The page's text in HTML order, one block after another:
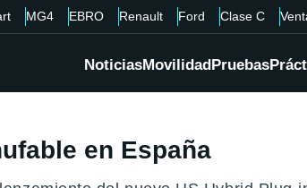
MG4 EBRO Renault Ford Clase C
NoticiasMovilidadPruebas
en España